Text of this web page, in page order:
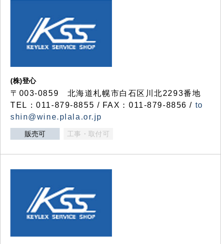
(株)登心
〒003-0859 北海道札幌市白石区川北2293番地
TEL：011-879-8855 / FAX：011-879-8856 / to
shin@wine.plala.or.jp
販売可 工事・取付可